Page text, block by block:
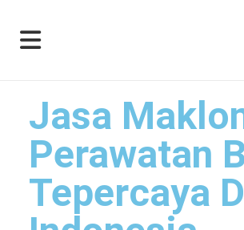
Jasa
Perawatan
Tepercaya